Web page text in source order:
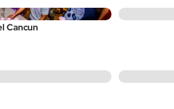
Cancun